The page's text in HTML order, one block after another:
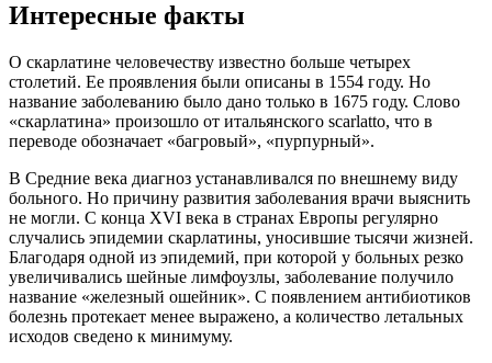
Интересные факты
О скарлатине человечеству известно больше четырех
столетий. Ее проявления были описаны в 1554 году. Но
название заболеванию было дано только в 1675 году. Слово
«скарлатина» произошло от итальянского scarlatto, что в
переводе обозначает «багровый», «пурпурный».
В Средние века диагноз устанавливался по внешнему виду
больного. Но причину развития заболевания врачи выяснить
не могли. С конца XVI века в странах Европы регулярно
случались эпидемии скарлатины, уносившие тысячи жизней.
Благодаря одной из эпидемий, при которой у больных резко
увеличивались шейные лимфоузлы, заболевание получило
название «железный ошейник». С появлением антибиотиков
болезнь протекает менее выражено, а количество летальных
исходов сведено к минимуму.